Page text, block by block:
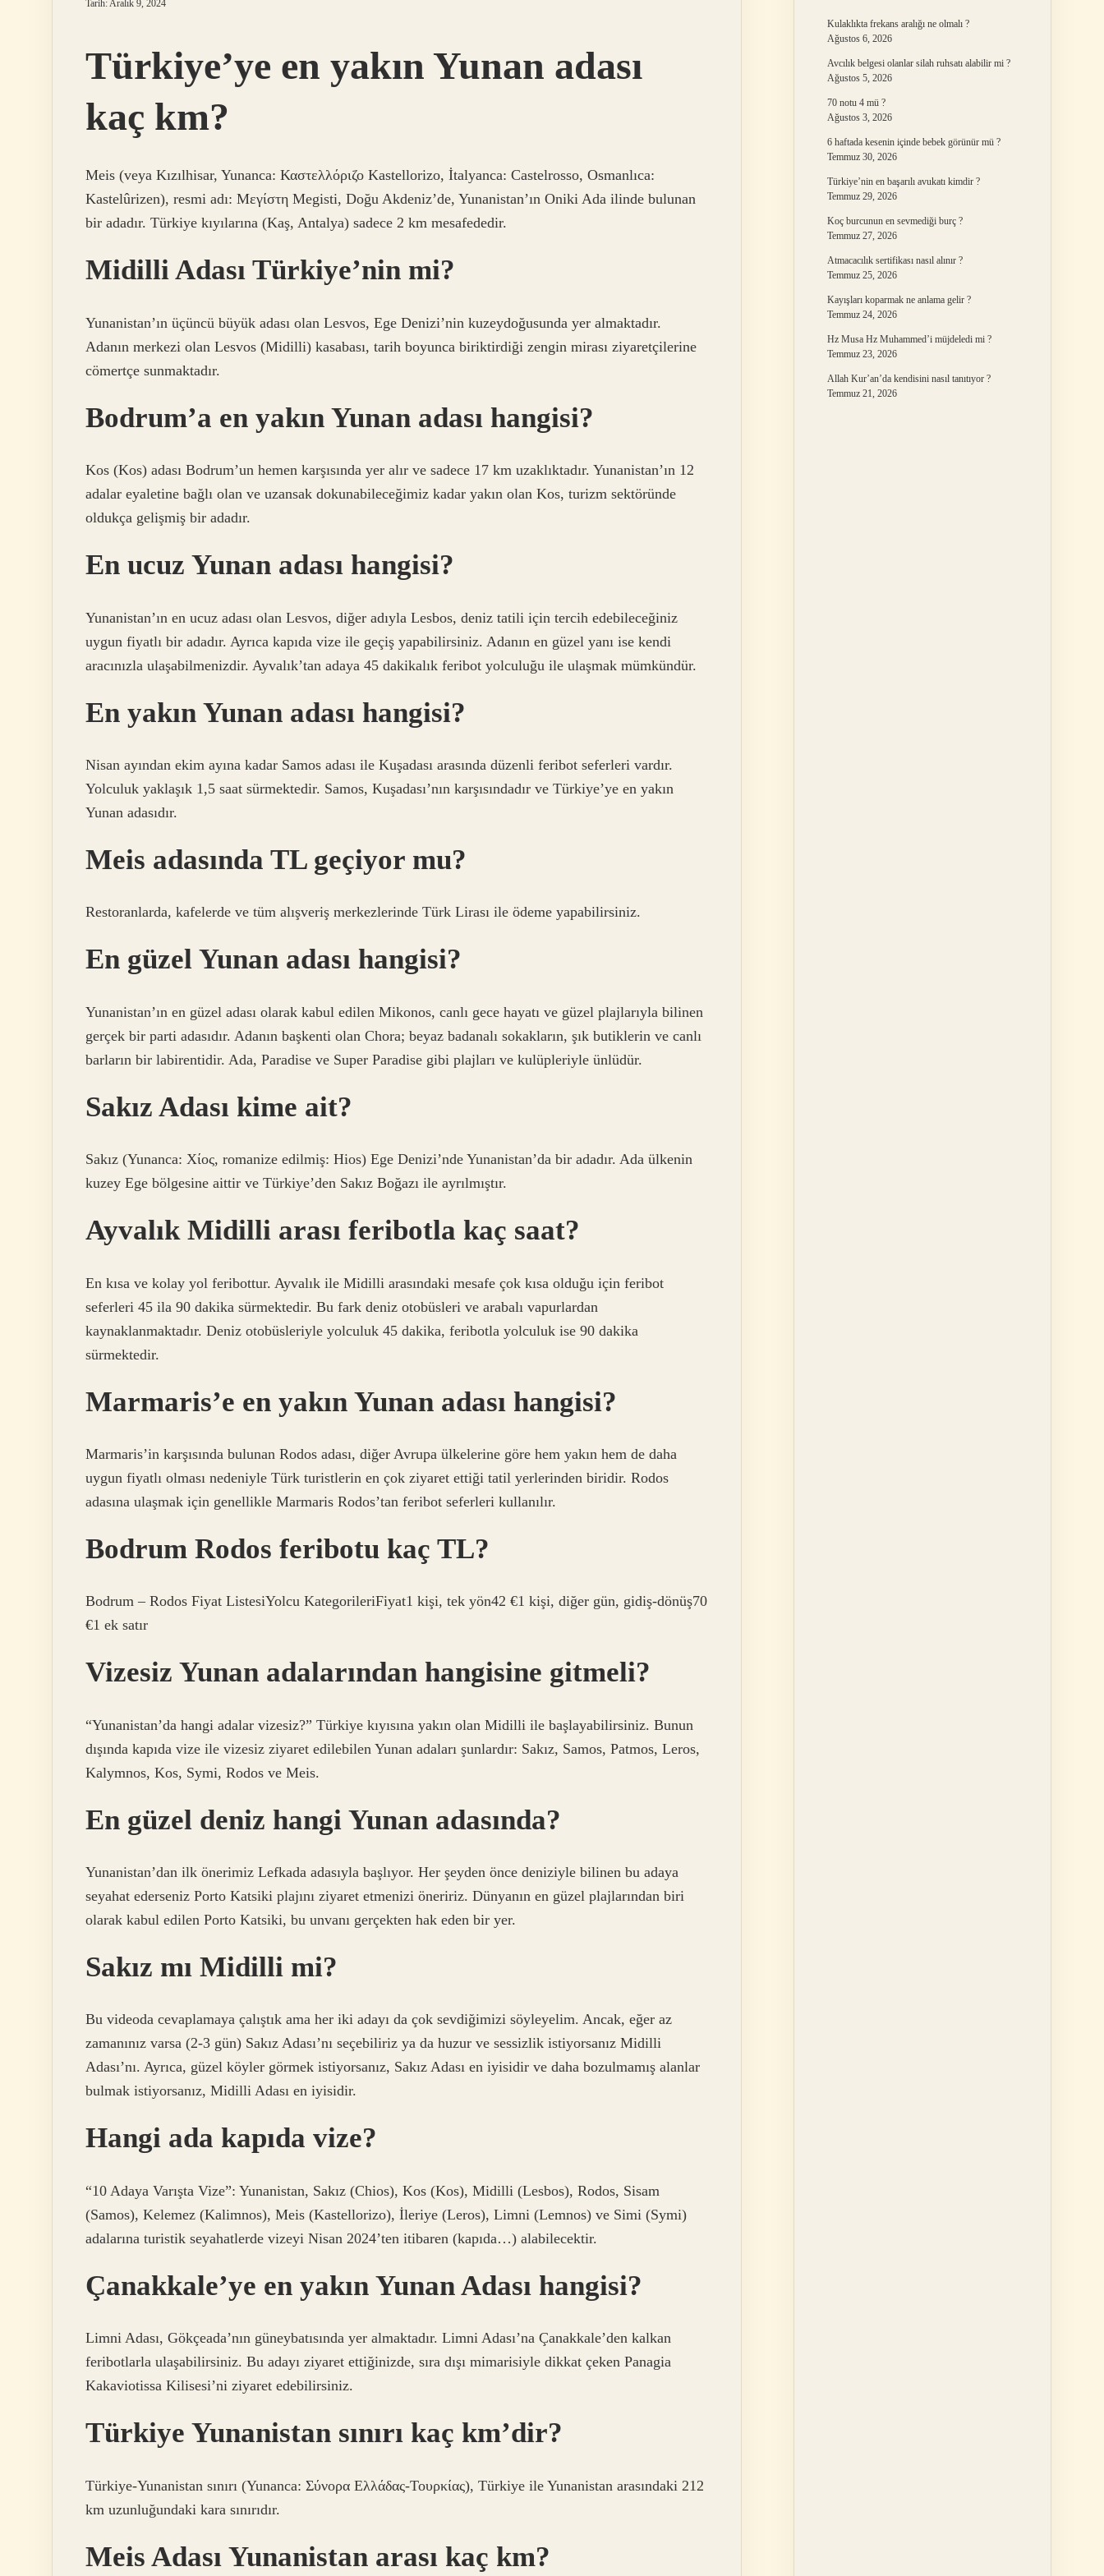
Tarih: Aralık 9, 2024
Türkiye’ye en yakın Yunan adası
kaç km?
Meis (veya Kızılhisar, Yunanca: Καστελλόριζο Kastellorizo, İtalyanca: Castelrosso, Osmanlıca:
Kastelûrizen), resmi adı: Μεγίστη Megisti, Doğu Akdeniz’de, Yunanistan’ın Oniki Ada ilinde bulunan
bir adadır. Türkiye kıyılarına (Kaş, Antalya) sadece 2 km mesafededir.
Midilli Adası Türkiye’nin mi?
Yunanistan’ın üçüncü büyük adası olan Lesvos, Ege Denizi’nin kuzeydoğusunda yer almaktadır.
Adanın merkezi olan Lesvos (Midilli) kasabası, tarih boyunca biriktirdiği zengin mirası ziyaretçilerine
cömertçe sunmaktadır.
Bodrum’a en yakın Yunan adası hangisi?
Kos (Kos) adası Bodrum’un hemen karşısında yer alır ve sadece 17 km uzaklıktadır. Yunanistan’ın 12
adalar eyaletine bağlı olan ve uzansak dokunabileceğimiz kadar yakın olan Kos, turizm sektöründe
oldukça gelişmiş bir adadır.
En ucuz Yunan adası hangisi?
Yunanistan’ın en ucuz adası olan Lesvos, diğer adıyla Lesbos, deniz tatili için tercih edebileceğiniz
uygun fiyatlı bir adadır. Ayrıca kapıda vize ile geçiş yapabilirsiniz. Adanın en güzel yanı ise kendi
aracınızla ulaşabilmenizdir. Ayvalık’tan adaya 45 dakikalık feribot yolculuğu ile ulaşmak mümkündür.
En yakın Yunan adası hangisi?
Nisan ayından ekim ayına kadar Samos adası ile Kuşadası arasında düzenli feribot seferleri vardır.
Yolculuk yaklaşık 1,5 saat sürmektedir. Samos, Kuşadası’nın karşısındadır ve Türkiye’ye en yakın
Yunan adasıdır.
Meis adasında TL geçiyor mu?
Restoranlarda, kafelerde ve tüm alışveriş merkezlerinde Türk Lirası ile ödeme yapabilirsiniz.
En güzel Yunan adası hangisi?
Yunanistan’ın en güzel adası olarak kabul edilen Mikonos, canlı gece hayatı ve güzel plajlarıyla bilinen
gerçek bir parti adasıdır. Adanın başkenti olan Chora; beyaz badanalı sokakların, şık butiklerin ve canlı
barların bir labirentidir. Ada, Paradise ve Super Paradise gibi plajları ve kulüpleriyle ünlüdür.
Sakız Adası kime ait?
Sakız (Yunanca: Χίος, romanize edilmiş: Hios) Ege Denizi’nde Yunanistan’da bir adadır. Ada ülkenin
kuzey Ege bölgesine aittir ve Türkiye’den Sakız Boğazı ile ayrılmıştır.
Ayvalık Midilli arası feribotla kaç saat?
En kısa ve kolay yol feribottur. Ayvalık ile Midilli arasındaki mesafe çok kısa olduğu için feribot
seferleri 45 ila 90 dakika sürmektedir. Bu fark deniz otobüsleri ve arabalı vapurlardan
kaynaklanmaktadır. Deniz otobüsleriyle yolculuk 45 dakika, feribotla yolculuk ise 90 dakika
sürmektedir.
Marmaris’e en yakın Yunan adası hangisi?
Marmaris’in karşısında bulunan Rodos adası, diğer Avrupa ülkelerine göre hem yakın hem de daha
uygun fiyatlı olması nedeniyle Türk turistlerin en çok ziyaret ettiği tatil yerlerinden biridir. Rodos
adasına ulaşmak için genellikle Marmaris Rodos’tan feribot seferleri kullanılır.
Bodrum Rodos feribotu kaç TL?
Bodrum – Rodos Fiyat ListesiYolcu KategorileriFiyat1 kişi, tek yön42 €1 kişi, diğer gün, gidiş-dönüş70
€1 ek satır
Vizesiz Yunan adalarından hangisine gitmeli?
“Yunanistan’da hangi adalar vizesiz?” Türkiye kıyısına yakın olan Midilli ile başlayabilirsiniz. Bunun
dışında kapıda vize ile vizesiz ziyaret edilebilen Yunan adaları şunlardır: Sakız, Samos, Patmos, Leros,
Kalymnos, Kos, Symi, Rodos ve Meis.
En güzel deniz hangi Yunan adasında?
Yunanistan’dan ilk önerimiz Lefkada adasıyla başlıyor. Her şeyden önce deniziyle bilinen bu adaya
seyahat ederseniz Porto Katsiki plajını ziyaret etmenizi öneririz. Dünyanın en güzel plajlarından biri
olarak kabul edilen Porto Katsiki, bu unvanı gerçekten hak eden bir yer.
Sakız mı Midilli mi?
Bu videoda cevaplamaya çalıştık ama her iki adayı da çok sevdiğimizi söyleyelim. Ancak, eğer az
zamanınız varsa (2-3 gün) Sakız Adası’nı seçebiliriz ya da huzur ve sessizlik istiyorsanız Midilli
Adası’nı. Ayrıca, güzel köyler görmek istiyorsanız, Sakız Adası en iyisidir ve daha bozulmamış alanlar
bulmak istiyorsanız, Midilli Adası en iyisidir.
Hangi ada kapıda vize?
“10 Adaya Varışta Vize”: Yunanistan, Sakız (Chios), Kos (Kos), Midilli (Lesbos), Rodos, Sisam
(Samos), Kelemez (Kalimnos), Meis (Kastellorizo), İleriye (Leros), Limni (Lemnos) ve Simi (Symi)
adalarına turistik seyahatlerde vizeyi Nisan 2024’ten itibaren (kapıda…) alabilecektir.
Çanakkale’ye en yakın Yunan Adası hangisi?
Limni Adası, Gökçeada’nın güneybatısında yer almaktadır. Limni Adası’na Çanakkale’den kalkan
feribotlarla ulaşabilirsiniz. Bu adayı ziyaret ettiğinizde, sıra dışı mimarisiyle dikkat çeken Panagia
Kakaviotissa Kilisesi’ni ziyaret edebilirsiniz.
Türkiye Yunanistan sınırı kaç km’dir?
Türkiye-Yunanistan sınırı (Yunanca: Σύνορα Ελλάδας-Τουρκίας), Türkiye ile Yunanistan arasındaki 212
km uzunluğundaki kara sınırıdır.
Meis Adası Yunanistan arası kaç km?
Kulaklıkta frekans aralığı ne olmalı ?
Ağustos 6, 2026
Avcılık belgesi olanlar silah ruhsatı alabilir mi ?
Ağustos 5, 2026
70 notu 4 mü ?
Ağustos 3, 2026
6 haftada kesenin içinde bebek görünür mü ?
Temmuz 30, 2026
Türkiye’nin en başarılı avukatı kimdir ?
Temmuz 29, 2026
Koç burcunun en sevmediği burç ?
Temmuz 27, 2026
Atmacacılık sertifikası nasıl alınır ?
Temmuz 25, 2026
Kayışları koparmak ne anlama gelir ?
Temmuz 24, 2026
Hz Musa Hz Muhammed’i müjdeledi mi ?
Temmuz 23, 2026
Allah Kur’an’da kendisini nasıl tanıtıyor ?
Temmuz 21, 2026